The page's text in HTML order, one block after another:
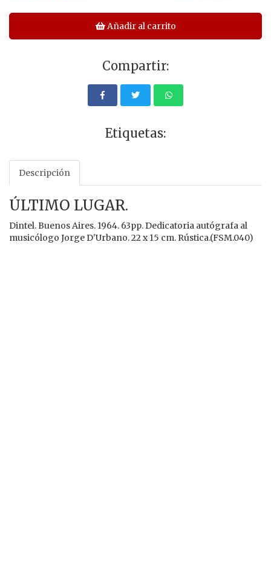
Añadir al carrito
Compartir:
Etiquetas:
Descripción
ÚLTIMO LUGAR.
Dintel. Buenos Aires. 1964. 63pp. Dedicatoria autógrafa al
musicólogo Jorge D'Urbano. 22 x 15 cm. Rústica.(FSM.040)